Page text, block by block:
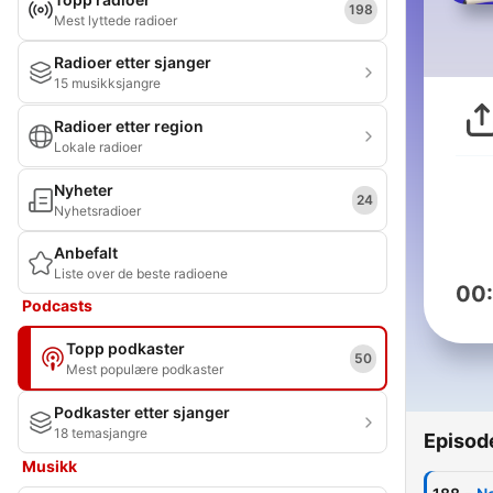
Mest lyttede radioer
198
Radioer etter sjanger
15 musikksjangre
Radioer etter region
Lokale radioer
Nyheter
Nyhetsradioer
24
Anbefalt
Liste over de beste radioene
Podcasts
Topp podkaster
Mest populære podkaster
50
Podkaster etter sjanger
18 temasjangre
Musikk